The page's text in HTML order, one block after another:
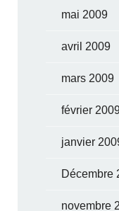
mai 2009
avril 2009
mars 2009
février
janvier
Décembre
novembre